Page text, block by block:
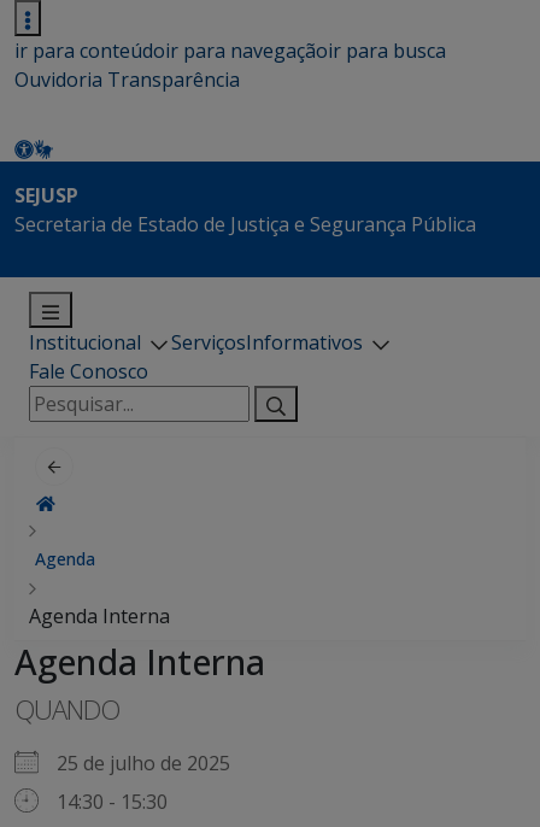
ir para conteúdoir para navegaçãoir para busca
Ouvidoria Transparência
SEJUSP
Secretaria de Estado de Justiça e Segurança Pública
Institucional ServiçosInformativos
Fale Conosco
Pesquisar
por:
Agenda
Agenda Interna
Agenda Interna
QUANDO
25 de julho de 2025
14:30 - 15:30